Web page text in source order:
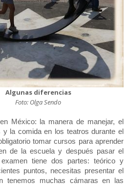
Algunas diferencias
Foto: Olga Sendo
México: la manera de manejar, el
y la comida en los teatros durante el
tomar cursos para aprender
de la escuela y después pasar el
tiene dos partes: teórico y
puntos, necesitas presentar el
tenemos muchas cámaras en las